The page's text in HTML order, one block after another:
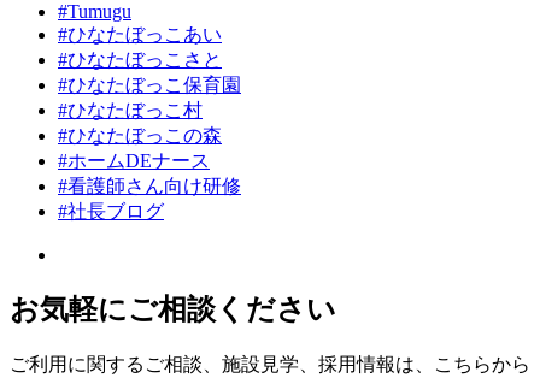
#Tumugu
#ひなたぼっこあい
#ひなたぼっこさと
#ひなたぼっこ保育園
#ひなたぼっこ村
#ひなたぼっこの森
#ホームDEナース
#看護師さん向け研修
#社長ブログ
お気軽にご相談ください
ご利用に関するご相談、施設見学、採用情報は、こちらから